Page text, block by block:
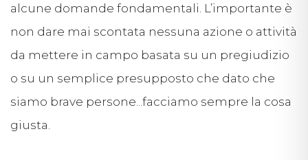
alcune domande fondamentali. L’importante è
non dare mai scontata nessuna azione o attività
da mettere in campo basata su un pregiudizio
o su un semplice presupposto che dato che
siamo brave persone...facciamo sempre la cosa
giusta.